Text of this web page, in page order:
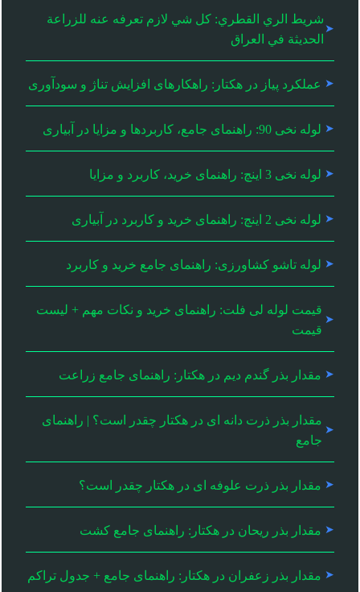
شريط الري القطري: كل شي لازم تعرفه عنه للزراعة
الحديثة في العراق
عملکرد پیاز در هکتار: راهکارهای افزایش تناژ و سودآوری
لوله نخی 90: راهنمای جامع، کاربردها و مزایا در آبیاری
لوله نخی 3 اینچ: راهنمای خرید، کاربرد و مزایا
لوله نخی 2 اینچ: راهنمای خرید و کاربرد در آبیاری
لوله تاشو کشاورزی: راهنمای جامع خرید و کاربرد
قیمت لوله لی فلت: راهنمای خرید و نکات مهم + لیست
قیمت
مقدار بذر گندم دیم در هکتار: راهنمای جامع زراعت
مقدار بذر ذرت دانه ای در هکتار چقدر است؟ | راهنمای
جامع
مقدار بذر ذرت علوفه ای در هکتار چقدر است؟
مقدار بذر ریحان در هکتار: راهنمای جامع کشت
مقدار بذر زعفران در هکتار: راهنمای جامع + جدول تراکم